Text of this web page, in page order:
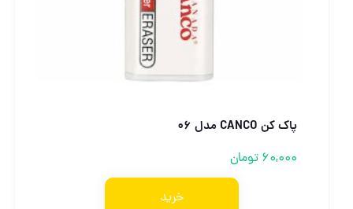
پاک کن CANCO مدل ۰6
60,000 تومان
خرید